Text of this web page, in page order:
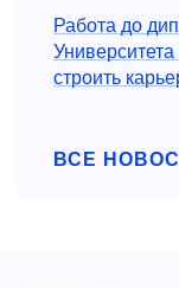
Работа до
строить
ВСЕ